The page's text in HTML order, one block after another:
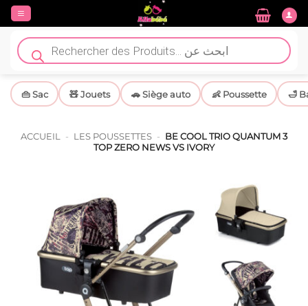
Passer
contenu
Recherche
de
produits
👜 Sac 🧸 Jouets 🚗 Siège auto 👶 Poussette 🛁
ACCUEIL - LES POUSSETTES - BE COOL TRIO QUANTUM 3
TOP ZERO NEWS VS IVORY